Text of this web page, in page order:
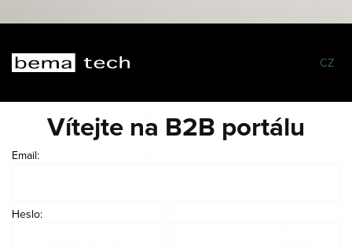
CZ
Vítejte na B2B portálu
Email:
Heslo: